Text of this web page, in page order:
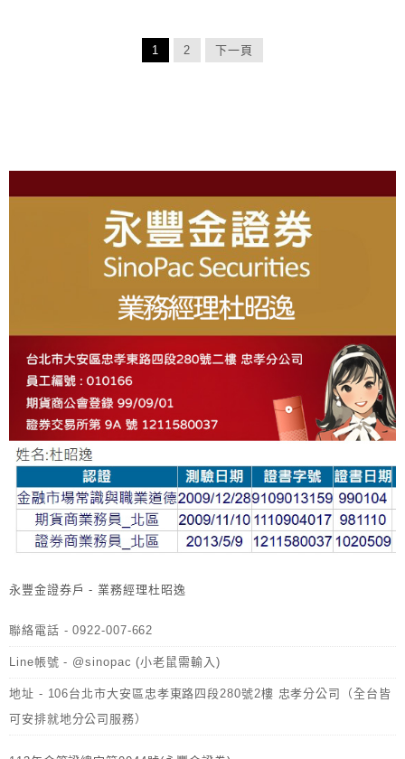
1 2 下一頁
永豐金證券戶 - 業務經理杜昭逸
聯絡電話 - 0922-007-662
Line帳號 - @sinopac (小老鼠需輸入)
地址 - 106台北市大安區忠孝東路四段280號2樓 忠孝分公司（全台皆
可安排就地分公司服務）